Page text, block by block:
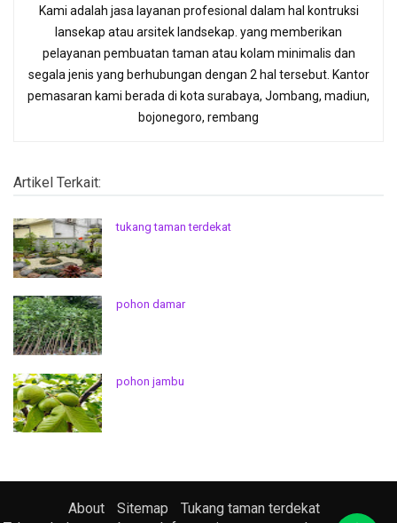
Kami adalah jasa layanan profesional dalam hal kontruksi
lansekap atau arsitek landsekap. yang memberikan
pelayanan pembuatan taman atau kolam minimalis dan
segala jenis yang berhubungan dengan 2 hal tersebut. Kantor
pemasaran kami berada di kota surabaya, Jombang, madiun,
bojonegoro, rembang
Artikel Terkait:
tukang taman terdekat
pohon damar
pohon jambu
About Sitemap
Tukang taman terdekat